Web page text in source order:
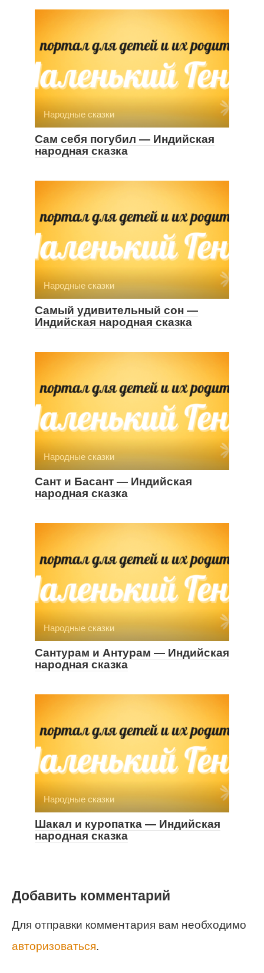
Народные сказки
Сам себя погубил — Индийская
народная сказка
Народные сказки
Самый удивительный сон —
Индийская народная сказка
Народные сказки
Сант и Басант — Индийская
народная сказка
Народные сказки
Сантурам и Антурам — Индийская
народная сказка
Народные сказки
Шакал и куропатка — Индийская
народная сказка
Добавить комментарий
Для отправки комментария вам необходимо
авторизоваться.